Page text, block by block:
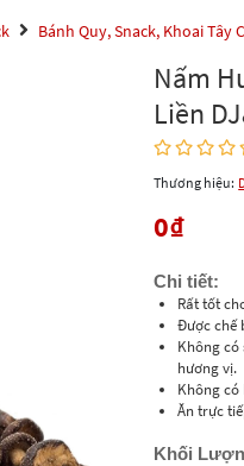
Bánh Quy, Snack, Khoai Tây
Nấm
Liền
Thương hiệu:
0₫
Chi tiết:
Rất tốt
Được chế
Không
hương vị.
Không có
Ăn trực
Khối